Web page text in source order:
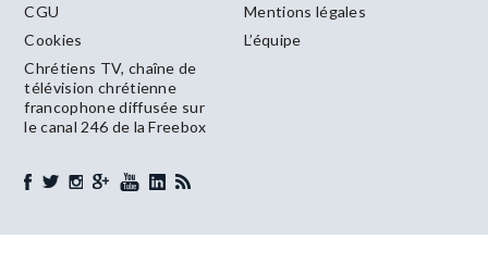
CGU
Mentions légales
Cookies
L’équipe
Chrétiens TV, chaîne de
télévision chrétienne
francophone diffusée sur
le canal 246 de la Freebox